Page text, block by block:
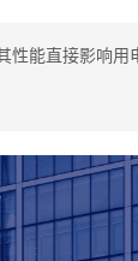
能直接影响